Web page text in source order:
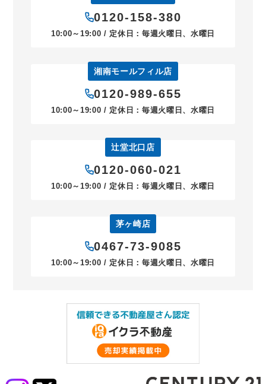
0120-158-380
10:00～19:00 / 定休日：毎週火曜日、水曜日
湘南モールフィル店
0120-989-655
10:00～19:00 / 定休日：毎週火曜日、水曜日
辻堂北口店
0120-060-021
10:00～19:00 / 定休日：毎週火曜日、水曜日
茅ヶ崎店
0467-73-9085
10:00～19:00 / 定休日：毎週火曜日、水曜日